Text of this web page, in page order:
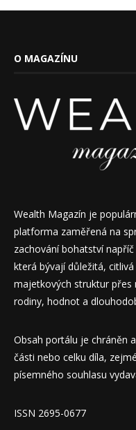
O MAGAZÍNU
Wealth Magazín je
platforma zaměřená na
zachování bohatství
která bývají důležitá,
majetkových struktur přes
rodiny, hodnot a
Obsah portálu je chráněn
části nebo celku díla,
písemného souhlasu
ISSN 2695-0677